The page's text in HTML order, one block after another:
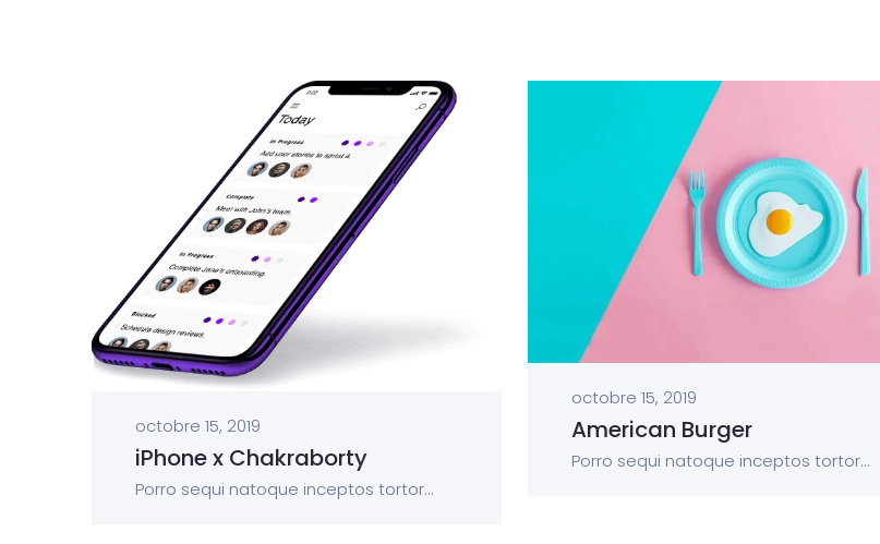
octobre 15, 2019
iPhone x Chakraborty
Porro sequi natoque inceptos tortor...
octobre 15, 2019
American Burger
Porro sequi natoque inceptos tortor...